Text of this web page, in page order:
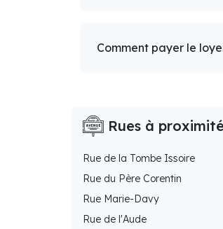
Comment payer le
Rues à
Rue de la Tombe Issoire
Rue du Père Corentin
Rue Marie-Davy
Rue de l'Aude